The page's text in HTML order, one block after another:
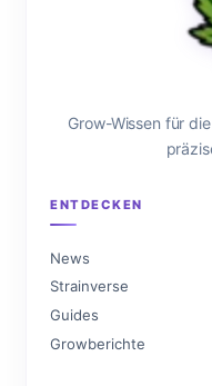
Grow-Wissen für
ENTDECKEN
News
Strainverse
Guides
Growberichte